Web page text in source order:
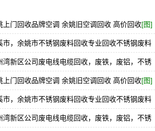
上门回收品牌空调 余姚旧空调回收 高价回收[图]
市，余姚市不锈钢废料回收专业回收不锈钢废料
]
湾新区公司废电线电缆回收，废铁，废铝，不锈
上门回收品牌空调 余姚旧空调回收 高价回收[图]
市，余姚市不锈钢废料回收专业回收不锈钢废料
]
湾新区公司废电线电缆回收，废铁，废铝，不锈